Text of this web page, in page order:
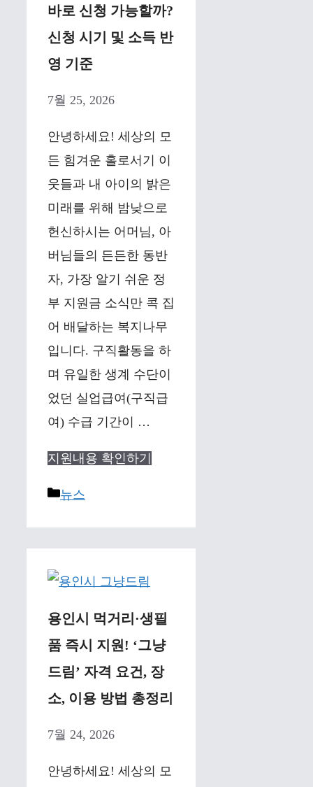
바로 신청 가능할까?
신청 시기 및 소득 반
영 기준
7월 25, 2026
안녕하세요! 세상의 모
든 힘겨운 홀로서기 이
웃들과 내 아이의 밝은
미래를 위해 밤낮으로
헌신하시는 어머님, 아
버님들의 든든한 동반
자, 가장 알기 쉬운 정
부 지원금 소식만 콕 집
어 배달하는 복지나무
입니다. 구직활동을 하
며 유일한 생계 수단이
었던 실업급여(구직급
여) 수급 기간이 …
지원내용 확인하기
Categories
뉴스
용인시 먹거리·생필
품 즉시 지원! ‘그냥
드림’ 자격 요건, 장
소, 이용 방법 총정리
7월 24, 2026
안녕하세요! 세상의 모